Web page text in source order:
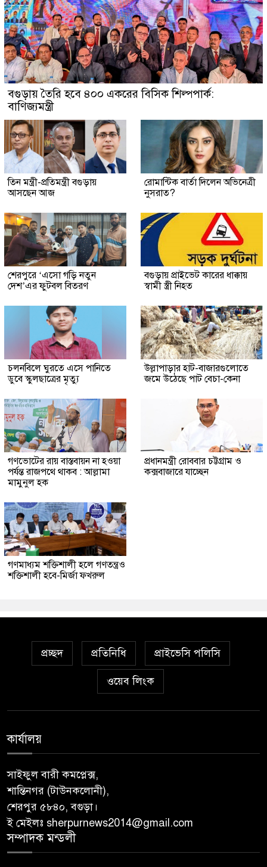
বগুড়ায় তৈরি হবে ৪০০ একরের বিসিক শিল্পপার্ক:
বাণিজ্যমন্ত্রী
তিন মন্ত্রী-প্রতিমন্ত্রী বগুড়ায়
আসছেন আজ
রোমান্টিক বার্তা দিলেন অভিনেত্রী
নুসরাত?
শেরপুরে ‘এসো গড়ি নতুন
দেশ’এর ফুটবল বিতরণ
বগুড়ায় প্রাইভেট কারের ধাক্কায়
স্বামী স্ত্রী নিহত
চলনবিলে ঘুরতে এসে পানিতে
ডুবে স্কুলছাত্রের মৃত্যু
উল্লাপাড়ার হাট-বাজারগুলোতে
জমে উঠেছে পাট বেচা-কেনা
গণভোটের রায় বাস্তবায়ন না হওয়া
পর্যন্ত রাজপথে থাকব : আল্লামা
মামুনুল হক
প্রধানমন্ত্রী রোববার চট্টগ্রাম ও
কক্সবাজারে যাচ্ছেন
গণমাধ্যম শক্তিশালী হলে গণতন্ত্রও
শক্তিশালী হবে-মির্জা ফখরুল
প্রচ্ছদ প্রতিনিধি প্রাইভেসি পলিসি
ওয়েব লিংক
কার্যালয়
সাইফুল বারী কমপ্লেক্স,
শান্তিনগর (টাউনকলোনী),
শেরপুর ৫৮৪০, বগুড়া।
ই মেইলঃ sherpurnews2014@gmail.com
সম্পাদক মন্ডলী